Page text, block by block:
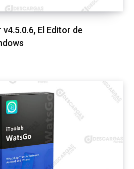
El Editor de